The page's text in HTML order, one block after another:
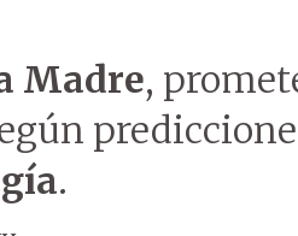
Madre,
.